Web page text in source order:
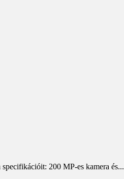
200 MP-es kamera és...